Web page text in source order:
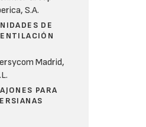
S.A.
DE
Madrid,
PARA